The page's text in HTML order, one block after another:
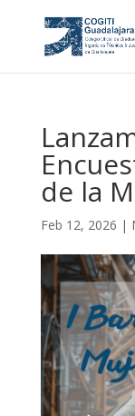
de la
Feb 12, 2026 |